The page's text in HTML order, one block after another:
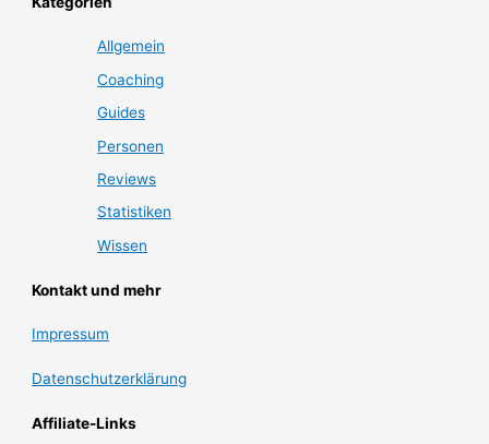
Allgemein
Coaching
Guides
Personen
Reviews
Statistiken
Wissen
Kontakt und mehr
Impressum
Datenschutzerklärung
Affiliate-Links